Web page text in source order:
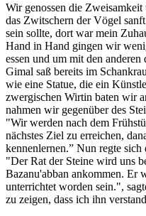
Wir genossen die
das Zwitschern der Vögel
sein sollte, dort war mein
Hand in Hand gingen wir
essen und um mit den
Gimal saß bereits im
wie eine Statue, die ein
zwergischen Wirtin baten wir
nahmen wir gegenüber des
"Wir werden nach dem
nächstes Ziel zu erreichen,
kennenlernen.” Nun regte
"Der Rat der Steine wird uns
Bazanu'abban ankommen. Er
unterrichtet worden sein.",
zu zeigen, dass ich ihn